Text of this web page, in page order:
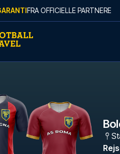
FRA OFFICIELLE PARTNERE